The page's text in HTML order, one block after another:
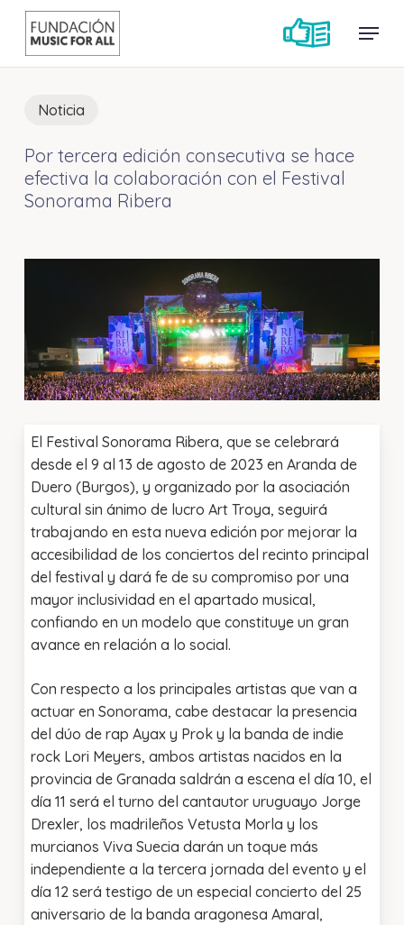
Skip
main
Menu
Noticia
Por tercera edición consecutiva se hace
efectiva la colaboración con el Festival
Sonorama Ribera
El Festival Sonorama Ribera, que se celebrará
desde el 9 al 13 de agosto de 2023 en Aranda de
Duero (Burgos), y organizado por la asociación
cultural sin ánimo de lucro Art Troya, seguirá
trabajando en esta nueva edición por mejorar la
accesibilidad de los conciertos del recinto principal
del festival y dará fe de su compromiso por una
mayor inclusividad en el apartado musical,
confiando en un modelo que constituye un gran
avance en relación a lo social.
Con respecto a los principales artistas que van a
actuar en Sonorama, cabe destacar la presencia
del dúo de rap Ayax y Prok y la banda de indie
rock Lori Meyers, ambos artistas nacidos en la
provincia de Granada saldrán a escena el día 10, el
día 11 será el turno del cantautor uruguayo Jorge
Drexler, los madrileños Vetusta Morla y los
murcianos Viva Suecia darán un toque más
independiente a la tercera jornada del evento y el
día 12 será testigo de un especial concierto del 25
aniversario de la banda aragonesa Amaral,